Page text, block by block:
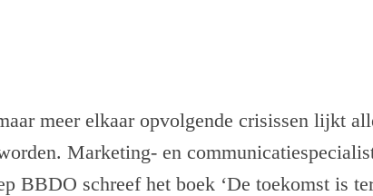
meer elkaar opvolgende crisissen lijkt
Marketing- en
BBDO schreef het boek ‘De toekomst is